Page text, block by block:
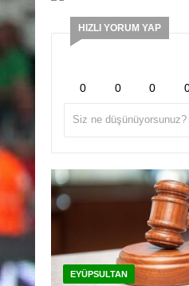
HIZLI YORUM YAP
0 0 0
EYÜPSULTAN